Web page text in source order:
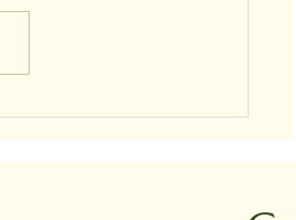
aussi radieux que le